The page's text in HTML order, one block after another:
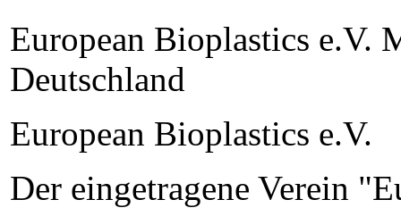
European Bioplastics e.V.
Deutschland
European Bioplastics e.V.
Der eingetragene Verein